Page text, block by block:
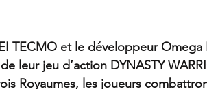
TECMO et le développeur
leur jeu d’action DYNASTY
Royaumes, les joueurs